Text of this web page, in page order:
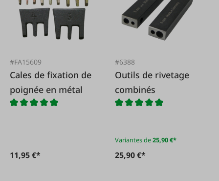
#FA15609
Cales de fixation de
poignée en métal
11,95 €*
#6388
Outils de rivetage
combinés
Variantes de25,90 €*
25,90 €*